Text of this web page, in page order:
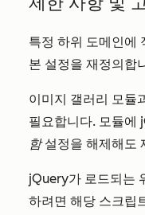
특정 하위 도메인에
본 설정을 재정의합
이미지 갤러리 모듈
필요합니다. 모듈에
함설정을 해제해도
jQuery가 로드되는
하려면 해당 스크립